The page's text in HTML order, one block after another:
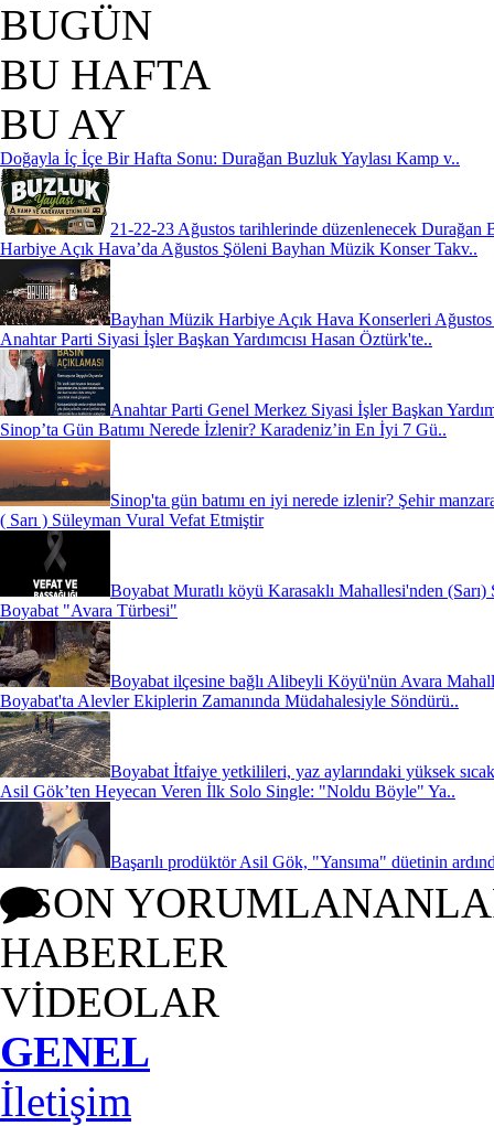
BUGÜN
BU HAFTA
BU AY
Doğayla İç İçe Bir Hafta Sonu: Durağan Buzluk Yaylası Kamp v..
21-22-23 Ağustos tarihlerinde düzenlenecek Durağan
Harbiye Açık Hava’da Ağustos Şöleni Bayhan Müzik Konser Takv..
Bayhan Müzik Harbiye Açık Hava Konserleri Ağustos
Anahtar Parti Siyasi İşler Başkan Yardımcısı Hasan Öztürk'te..
Anahtar Parti Genel Merkez Siyasi İşler Başkan
Sinop’ta Gün Batımı Nerede İzlenir? Karadeniz’in En İyi 7 Gü..
Sinop'ta gün batımı en iyi nerede izlenir? Şehir
( Sarı ) Süleyman Vural Vefat Etmiştir
Boyabat Muratlı köyü Karasaklı Mahallesi'nden (Sarı)
Boyabat "Avara Türbesi"
Boyabat ilçesine bağlı Alibeyli Köyü'nün Avara
Boyabat'ta Alevler Ekiplerin Zamanında Müdahalesiyle Söndürü..
Boyabat İtfaiye yetkilileri, yaz aylarındaki yüksek
Asil Gök’ten Heyecan Veren İlk Solo Single: "Noldu Böyle" Ya..
Başarılı prodüktör Asil Gök, "Yansıma" düetinin
SON
HABERLER
VİDEOLAR
GENEL
İletişim